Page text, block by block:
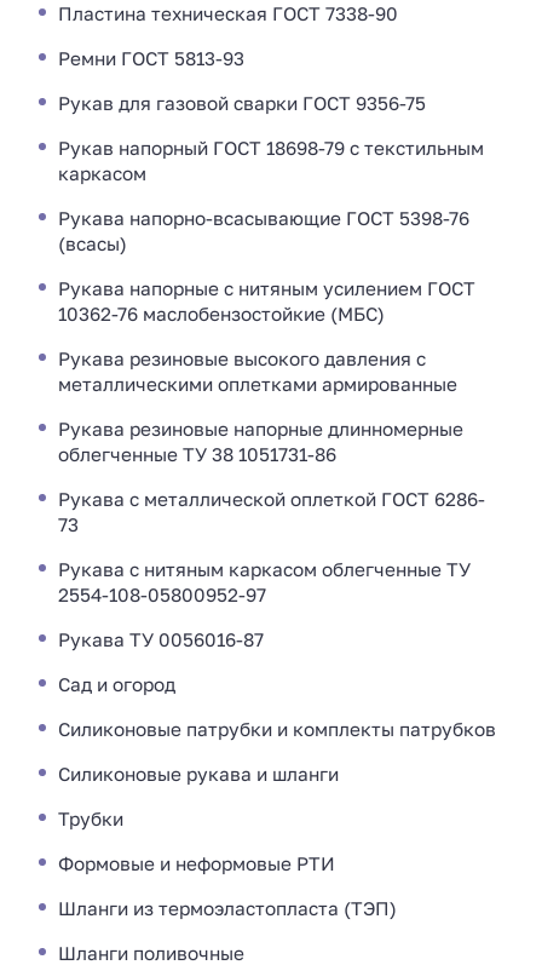
Пластина техническая ГОСТ 7338-90
Ремни ГОСТ 5813-93
Рукав для газовой сварки ГОСТ 9356-75
Рукав напорный ГОСТ 18698-79 с текстильным
каркасом
Рукава напорно-всасывающие ГОСТ 5398-76
(всасы)
Рукава напорные с нитяным усилением ГОСТ
10362-76 маслобензостойкие (МБС)
Рукава резиновые высокого давления с
металлическими оплетками армированные
Рукава резиновые напорные длинномерные
облегченные ТУ 38 1051731-86
Рукава с металлической оплеткой ГОСТ 6286-
73
Рукава с нитяным каркасом облегченные ТУ
2554-108-05800952-97
Рукава ТУ 0056016-87
Сад и огород
Силиконовые патрубки и комплекты патрубков
Силиконовые рукава и шланги
Трубки
Формовые и неформовые РТИ
Шланги из термоэластопласта (ТЭП)
Шланги поливочные